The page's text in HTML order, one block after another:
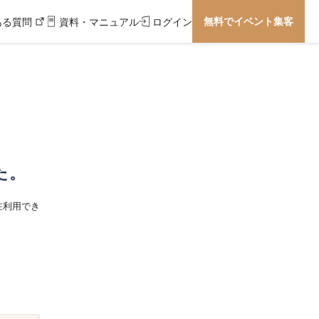
質問 資料・マニュアル ログイン 無料でイベント集客
用でき